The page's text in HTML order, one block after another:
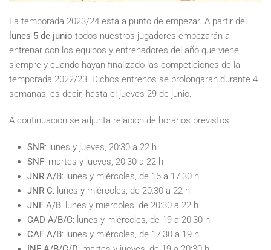
La temporada 2023/24 está a punto de empezar. A partir del
lunes 5 de junio todos nuestros jugadores empezarán a
entrenar con los equipos y entrenadores del año que viene,
siempre y cuando hayan finalizado las competiciones de la
temporada 2022/23. Dichos entrenos se prolongarán durante 4
semanas, es decir, hasta el jueves 29 de junio.
A continuación se adjunta relación de horarios previstos.
SNR: lunes y jueves, 20:30 a 22 h
SNF: martes y jueves, 20:30 a 22 h
JNR A/B: lunes y miércoles, de 16 a 17:30 h
JNR C: lunes y miércoles, de 20:30 a 22 h
JNF A/B: lunes y miércoles, de 20:30 a 22 h
CAD A/B/C: lunes y miércoles, de 19 a 20:30 h
CAF A/B: lunes y miércoles, de 17:30 a 19 h